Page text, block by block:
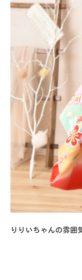
りりいちゃんの雰